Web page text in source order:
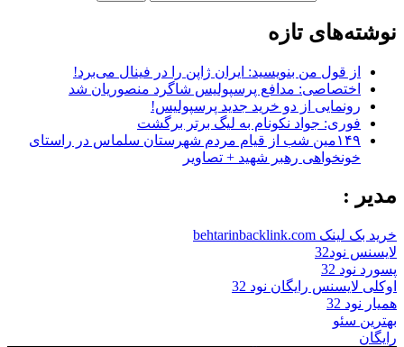
نوشته‌های تازه
از قول من بنویسید: ایران ژاپن را در فینال می‌برد!
اختصاصی: مدافع پرسپولیس شاگرد منصوریان شد
رونمایی از دو خرید جدید پرسپولیس!
فوری: جواد نکونام به لیگ برتر برگشت
۱۴۹مین شب از قیام مردم شهرستان سلماس در راستای
خونخواهی رهبر شهید + تصاویر
مدیر :
خرید بک لینک behtarinbacklink.com
لایسنس نود32
پسورد نود 32
اوکلی لایسنس رایگان نود 32
همیار نود 32
بهترین سئو
رایگان